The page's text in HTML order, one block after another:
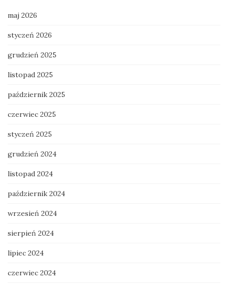
maj 2026
styczeń 2026
grudzień 2025
listopad 2025
październik 2025
czerwiec 2025
styczeń 2025
grudzień 2024
listopad 2024
październik 2024
wrzesień 2024
sierpień 2024
lipiec 2024
czerwiec 2024